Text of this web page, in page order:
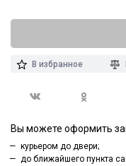
В избранное
Вы можете оформить
курьером до двери;
до ближайшего пункта